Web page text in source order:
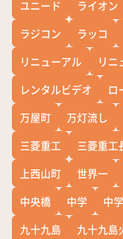
ユニード
ライオン
ラジコン
ラッコ
リニューアル
リニ
レンタルビデオ
ロ
万屋町
万灯流し
三菱重工
三菱重工
上西山町
世界一
中央橋
中学 中
九十九島
九十九島